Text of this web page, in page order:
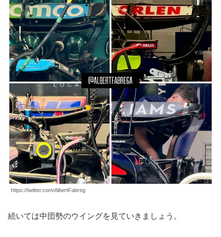
https://twitter.com/AlbertFabreg
続いては中団勢のウイングを見ていきましょう。